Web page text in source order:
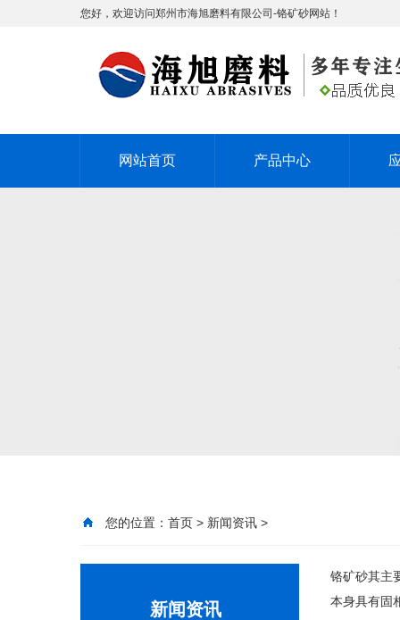
您好，欢迎访问郑州市海旭磨料有限公司-铬矿砂网站！
网站首页 产品中心
您的位置： 首页 > 新闻资讯 >
新闻资讯
铬矿砂其主
本身具有固